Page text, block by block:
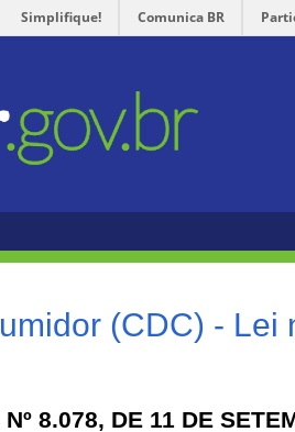
Simplifique! Comunica BR
(CDC) - Lei
Nº 8.078, DE 11 DE